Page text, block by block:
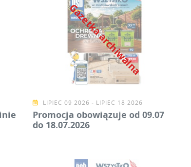
Gazetka archiwalna
LIPIEC 09 2026 - LIPIEC 18 2026
Promocja obowiązuje od 09.07
do 18.07.2026